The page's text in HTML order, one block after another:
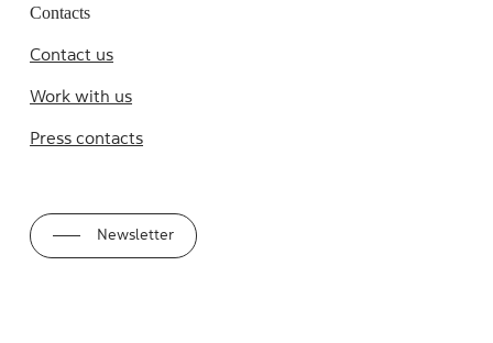
Contacts
Contact us
Work with us
Press contacts
Newsletter